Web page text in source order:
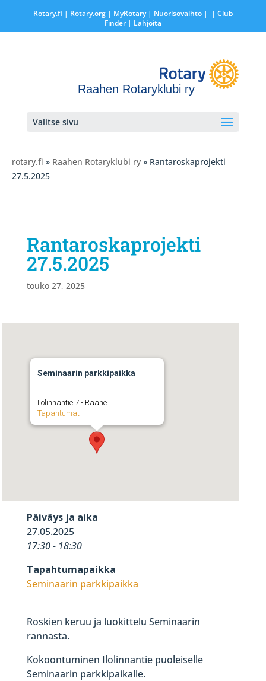
Rotary.fi | Rotary.org| MyRotary | Nuorisovaihto|
| Club
Finder| Lahjoita
Raahen Rotaryklubi ry
Valitse sivu
rotary.fi » Raahen Rotaryklubi ry » Rantaroskaprojekti
27.5.2025
Rantaroskaprojekti
27.5.2025
touko 27, 2025
Seminaarin parkkipaikka
Ilolinnantie 7 - Raahe
Tapahtumat
Päiväys ja aika
27.05.2025
17:30 - 18:30
Tapahtumapaikka
Seminaarin parkkipaikka
Roskien keruu ja luokittelu Seminaarin
rannasta.
Kokoontuminen Ilolinnantie puoleiselle
Seminaarin parkkipaikalle.